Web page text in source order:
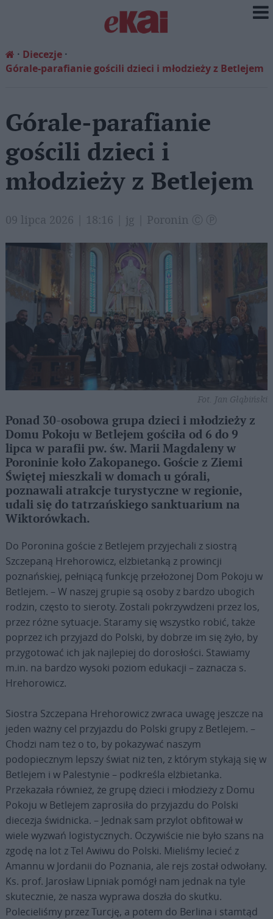
Diecezje
Górale-parafianie gościli dzieci i młodzieży z Betlejem
Górale-parafianie
gościli dzieci i
młodzieży z Betlejem
09 lipca 2026 | 18:16 | jg | Poronin Ⓒ Ⓟ
Fot. Jan Głąbiński
Ponad 30-osobowa grupa dzieci i młodzieży z
Domu Pokoju w Betlejem gościła od 6 do 9
lipca w parafii pw. św. Marii Magdaleny w
Poroninie koło Zakopanego. Goście z Ziemi
Świętej mieszkali w domach u górali,
poznawali atrakcje turystyczne w regionie,
udali się do tatrzańskiego sanktuarium na
Wiktorówkach.
Do Poronina goście z Betlejem przyjechali z siostrą
Szczepaną Hrehorowicz, elżbietanką z prowincji
poznańskiej, pełniącą funkcję przełożonej Dom Pokoju w
Betlejem. – W naszej grupie są osoby z bardzo ubogich
rodzin, często to sieroty. Zostali pokrzywdzeni przez los,
przez różne sytuacje. Staramy się wszystko robić, także
poprzez ich przyjazd do Polski, by dobrze im się żyło, by
przygotować ich jak najlepiej do dorosłości. Stawiamy
m.in. na bardzo wysoki poziom edukacji – zaznacza s.
Hrehorowicz.
Siostra Szczepana Hrehorowicz zwraca uwagę jeszcze na
jeden ważny cel przyjazdu do Polski grupy z Betlejem. –
Chodzi nam też o to, by pokazywać naszym
podopiecznym lepszy świat niż ten, z którym stykają się w
Betlejem i w Palestynie – podkreśla elżbietanka.
Przekazała również, że grupę dzieci i młodzieży z Domu
Pokoju w Betlejem zaprosiła do przyjazdu do Polski
diecezja świdnicka. – Jednak sam przylot obfitował w
wiele wyzwań logistycznych. Oczywiście nie było szans na
zgodę na lot z Tel Awiwu do Polski. Mieliśmy lecieć z
Amannu w Jordanii do Poznania, ale rejs został odwołany.
Ks. prof. Jarosław Lipniak pomógł nam jednak na tyle
skutecznie, że nasza wyprawa doszła do skutku.
Polecieliśmy przez Turcję, a potem do Berlina i stamtąd